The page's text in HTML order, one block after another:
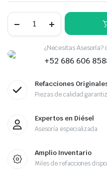
PARA
quantity
¿Necesitas
+52 686 606
Refacciones
Piezas de calidad
Expertos en Diésel
Asesoría especializada
Amplio Inventario
Miles de refacciones